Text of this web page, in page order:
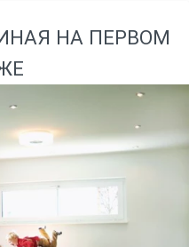
НА ПЕРВОМ